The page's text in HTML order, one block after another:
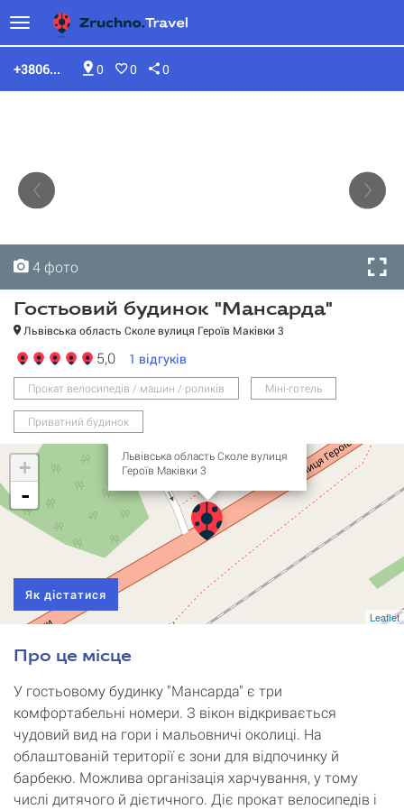
0 0 0
+3806...
4 фото
4 фото
4 фото
4 фото
Гостьовий будинок "Мансарда"
Львівська область Сколе вулиця Героїв Маківки 3
5,0 1 відгуків
Прокат велосипедів / машин / роликів Міні-готель
Приватний будинокГостьовий будинок
"Мансарда"
Львівська область Сколе вулиця
Героїв Маківки 3
+
-
Leaflet
Як дістатися
Про це місце
У гостьовому будинку "Мансарда" є три
комфортабельні номери. З вікон відкривається
чудовий вид на гори і мальовничі околиці. На
облаштованій території є зони для відпочинку й
барбекю. Можлива організація харчування, у тому
числі дитячого й дієтичного. Діє прокат велосипедів і